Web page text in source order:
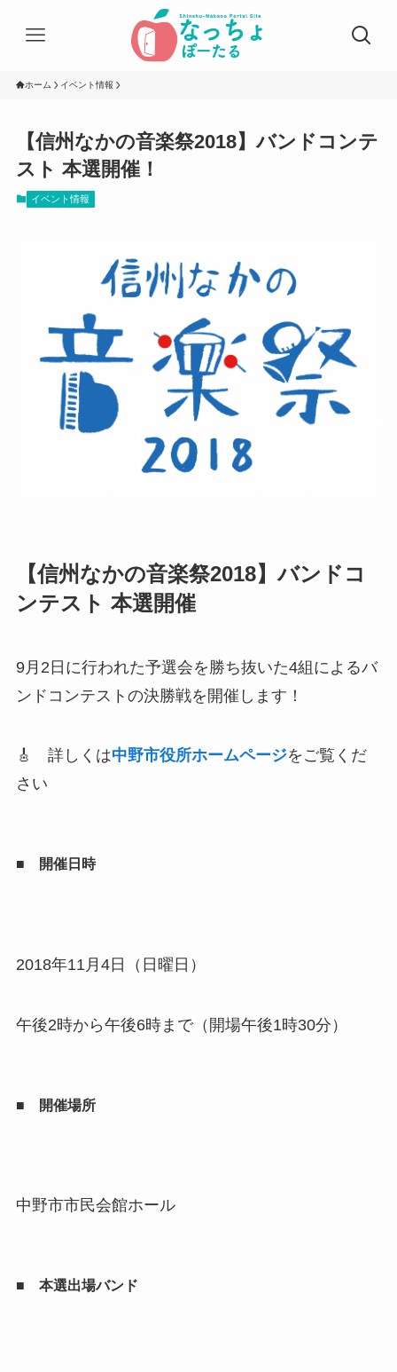
ホーム イベント情報
【信州なかの音楽祭2018】バンドコンテ
スト 本選開催！
イベント情報
【信州なかの音楽祭2018】バンドコ
ンテスト 本選開催
9月2日に行われた予選会を勝ち抜いた4組によるバ
ンドコンテストの決勝戦を開催します！
🎸 詳しくは中野市役所ホームページをご覧くだ
さい
■ 開催日時
2018年11月4日（日曜日）
午後2時から午後6時まで（開場午後1時30分）
■ 開催場所
中野市市民会館ホール
■ 本選出場バンド